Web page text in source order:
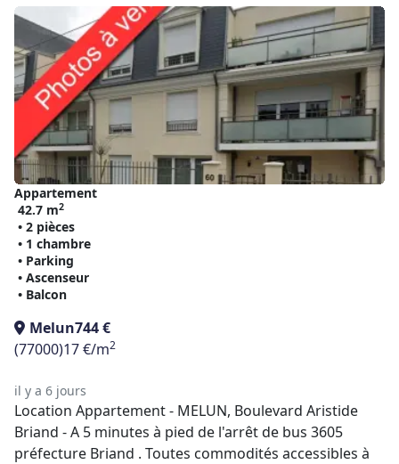
Appartement
42.7 m2
• 2 pièces
• 1 chambre
• Parking
• Ascenseur
• Balcon
Melun744 €
(77000)17 €/m2
il y a 6 jours
Location Appartement - MELUN, Boulevard Aristide
Briand - A 5 minutes à pied de l'arrêt de bus 3605
préfecture Briand . Toutes commodités accessibles à